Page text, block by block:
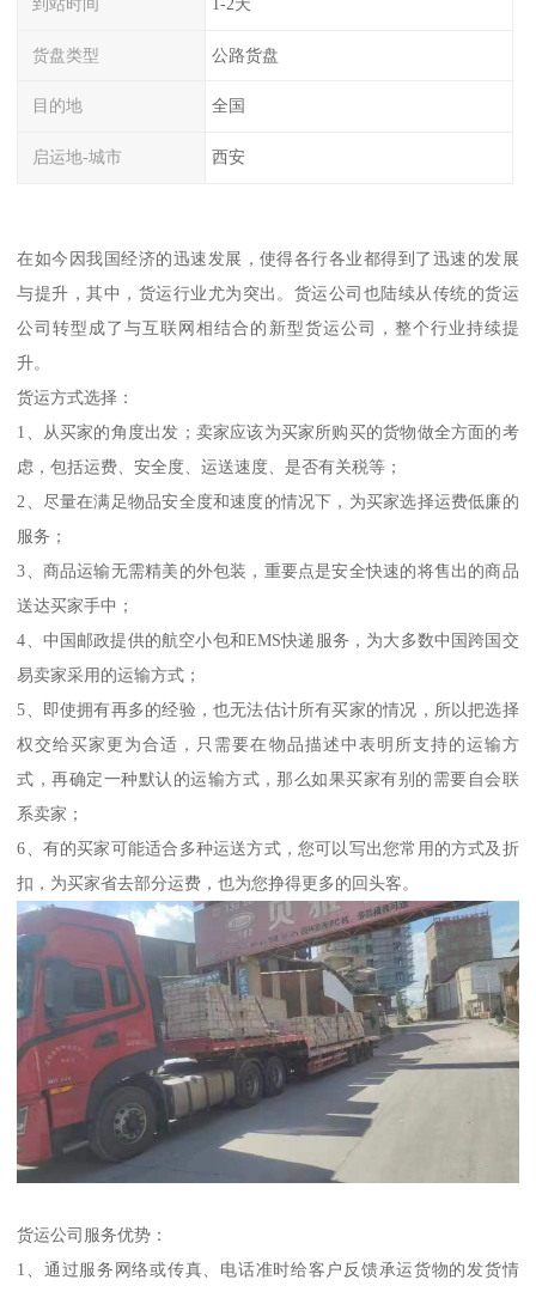
货盘类型 公路货盘
目的地 全国
启运地-城市 西安
在如今因我国经济的迅速发展，使得各行各业都得到了迅速的发展
与提升，其中，货运行业尤为突出。货运公司也陆续从传统的货运
公司转型成了与互联网相结合的新型货运公司，整个行业持续提
升。
货运方式选择：
1、从买家的角度出发；卖家应该为买家所购买的货物做全方面的考
虑，包括运费、安全度、运送速度、是否有关税等；
2、尽量在满足物品安全度和速度的情况下，为买家选择运费低廉的
服务；
3、商品运输无需精美的外包装，重要点是安全快速的将售出的商品
送达买家手中；
4、中国邮政提供的航空小包和EMS快递服务，为大多数中国跨国交
易卖家采用的运输方式；
5、即使拥有再多的经验，也无法估计所有买家的情况，所以把选择
权交给买家更为合适，只需要在物品描述中表明所支持的运输方
式，再确定一种默认的运输方式，那么如果买家有别的需要自会联
系卖家；
6、有的买家可能适合多种运送方式，您可以写出您常用的方式及折
扣，为买家省去部分运费，也为您挣得更多的回头客。
货运公司服务优势：
1、通过服务网络或传真、电话准时给客户反馈承运货物的发货情